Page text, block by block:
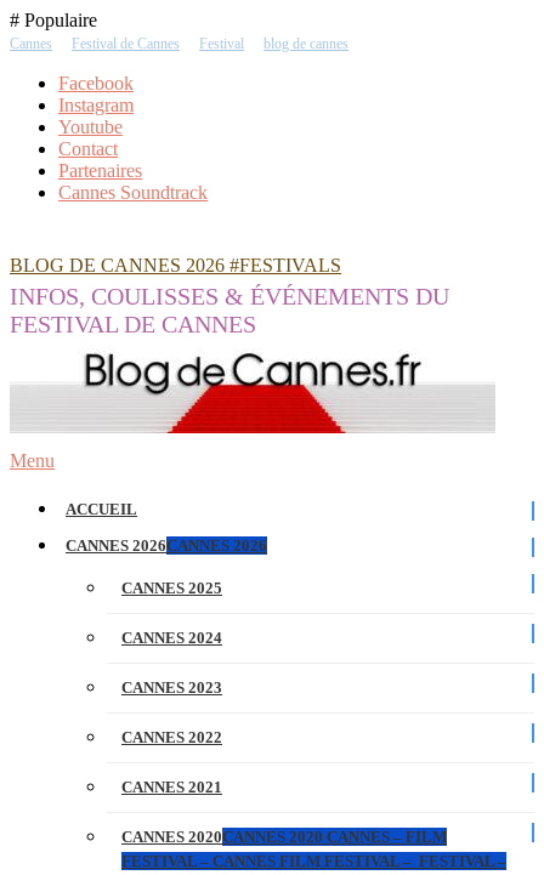
Skip
To
# Populaire
Cannes Festival de Cannes Festival blog de cannes
Facebook
Instagram
Youtube
Contact
Partenaires
Cannes Soundtrack
BLOG DE CANNES 2026 #FESTIVALS
INFOS, COULISSES & ÉVÉNEMENTS DU
FESTIVAL DE CANNES
Menu
ACCUEIL
CANNES 2026CANNES 2026
CANNES 2025
CANNES 2024
CANNES 2023
CANNES 2022
CANNES 2021
CANNES 2020CANNES 2020 CANNES – FILM
FESTIVAL – CANNES FILM FESTIVAL – FESTIVAL –